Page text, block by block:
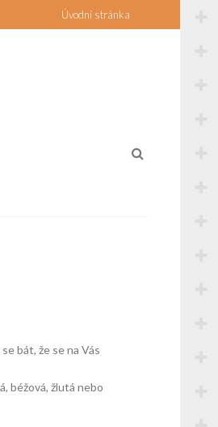
Úvodní stránka
bát, že se na Vás
béžová, žlutá nebo